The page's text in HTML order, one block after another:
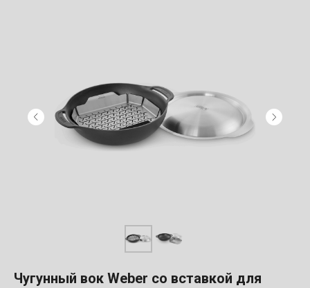
Чугунный вок Weber со вставкой для